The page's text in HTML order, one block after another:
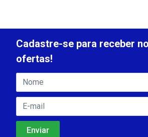
Cadastre-se para receber
ofertas!